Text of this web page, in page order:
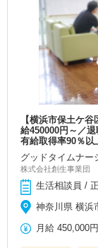
【横浜市保土ケ
給450000円～／
有給取得率90％以
グッドタイムナー
株式会社創生事業団
生活相談員 /
神奈川県 横浜
月給 450,000円